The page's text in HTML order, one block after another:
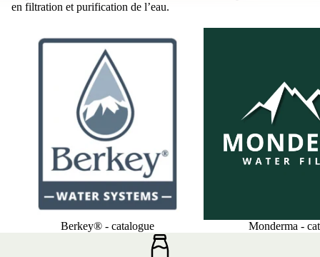
en filtration et purification de l’eau.
Berkey® - catalogue Monderma -